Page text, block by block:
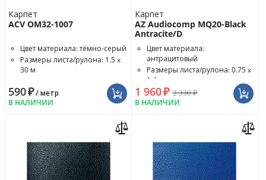
Карпет
ACV OM32-1007
Цвет материала: тёмно-серый
Размеры листа/рулона: 1.5 x
30 м
590₽/ метр
В НАЛИЧИИ
Карпет
AZ Audiocomp MQ20-Black
Antracite/D
Цвет материала:
антрацитовый
Размеры листа/рулона: 0.75 x
1.4 м
1 960₽ 2 330₽
В НАЛИЧИИ